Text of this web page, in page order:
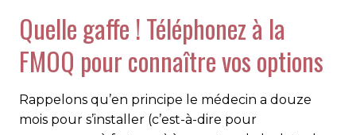
Quelle gaffe ! Téléphonez à la
FMOQ pour connaître vos options
Rappelons qu’en principe le médecin a douze
mois pour s’installer (c’est-à-dire pour